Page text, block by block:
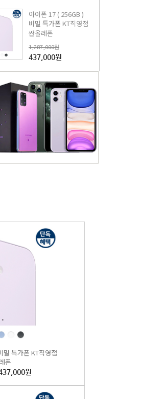
아이폰 17 ( 256GB )
비밀 특가폰 KT직영점
싼올레폰
1,287,000원
437,000원
밀 특가폰 KT직영점
폰
원